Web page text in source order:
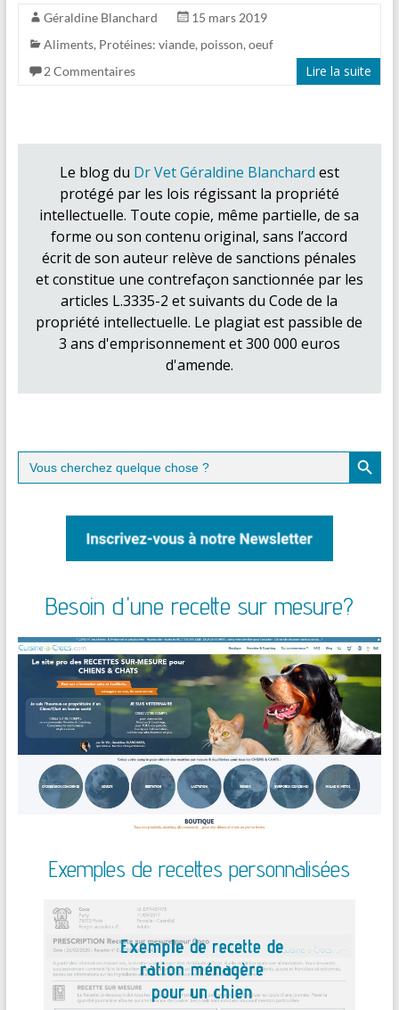
Géraldine Blanchard
15 mars 2019
Aliments, Protéines: viande, poisson, oeuf
2 Commentaires
Lire la suite
Le blog du Dr Vet Géraldine Blanchard est
protégé par les lois régissant la propriété
intellectuelle. Toute copie, même partielle, de sa
forme ou son contenu original, sans l’accord
écrit de son auteur relève de sanctions pénales
et constitue une contrefaçon sanctionnée par les
articles L.3335-2 et suivants du Code de la
propriété intellectuelle. Le plagiat est passible de
3 ans d'emprisonnement et 300 000 euros
d'amende.
Search
for:
Search Button
Besoin d'une recette sur mesure?
Exemples de recettes personnalisées